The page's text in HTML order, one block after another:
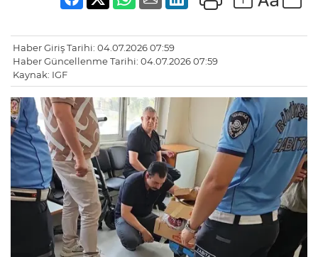
Haber Giriş Tarihi: 04.07.2026 07:59
Haber Güncellenme Tarihi: 04.07.2026 07:59
Kaynak: IGF